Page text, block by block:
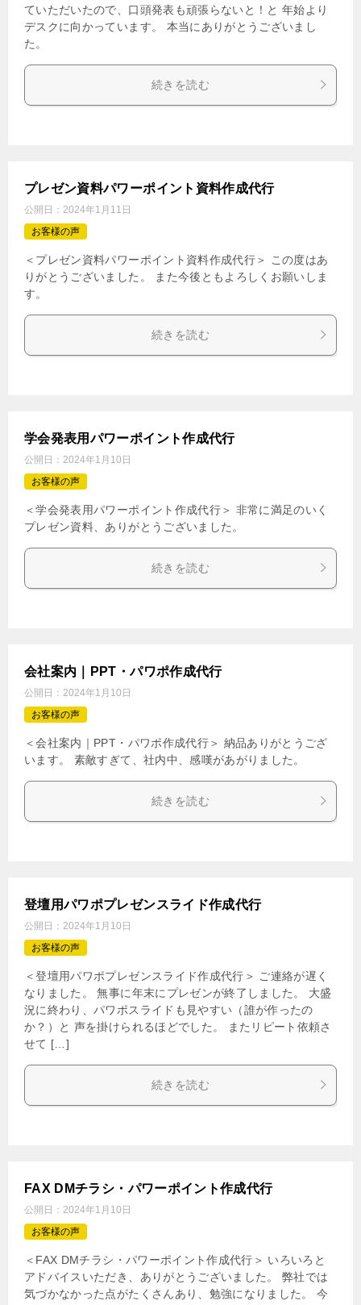
ていただいたので、口頭発表も頑張らないと！と 年始より
デスクに向かっています。 本当にありがとうございまし
た。
続きを読む
プレゼン資料パワーポイント資料作成代行
公開日： 2024年1月11日
お客様の声
＜プレゼン資料パワーポイント資料作成代行＞ この度はあ
りがとうございました。 また今後ともよろしくお願いしま
す。
続きを読む
学会発表用パワーポイント作成代行
公開日： 2024年1月10日
お客様の声
＜学会発表用パワーポイント作成代行＞ 非常に満足のいく
プレゼン資料、ありがとうございました。
続きを読む
会社案内｜PPT・パワポ作成代行
公開日： 2024年1月10日
お客様の声
＜会社案内｜PPT・パワポ作成代行＞ 納品ありがとうござ
います。 素敵すぎて、社内中、感嘆があがりました。
続きを読む
登壇用パワポプレゼンスライド作成代行
公開日： 2024年1月10日
お客様の声
＜登壇用パワポプレゼンスライド作成代行＞ ご連絡が遅く
なりました。 無事に年末にプレゼンが終了しました。 大盛
況に終わり、パワポスライドも見やすい（誰が作ったの
か？）と 声を掛けられるほどでした。 またリピート依頼さ
せて […]
続きを読む
FAX DMチラシ・パワーポイント作成代行
公開日： 2024年1月10日
お客様の声
＜FAX DMチラシ・パワーポイント作成代行＞ いろいろと
アドバイスいただき、ありがとうございました。 弊社では
気づかなかった点がたくさんあり、勉強になりました。 今